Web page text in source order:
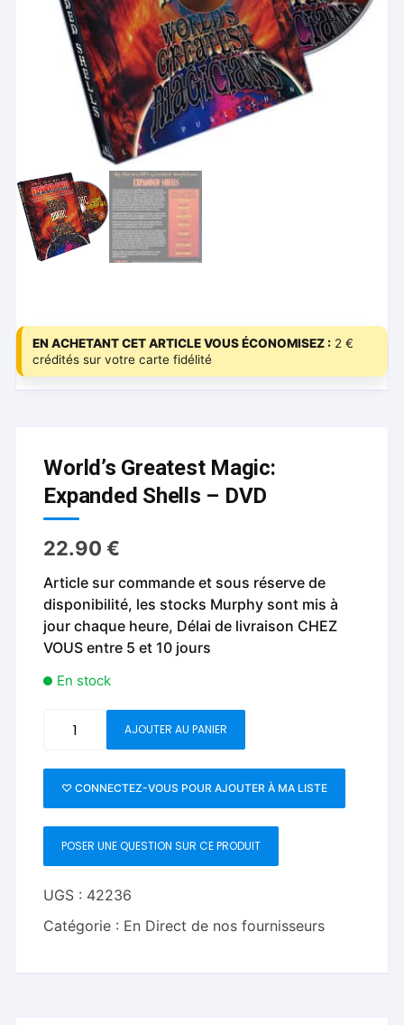
EN ACHETANT CET ARTICLE VOUS ÉCONOMISEZ : 2 €
crédités sur votre carte fidélité
World’s Greatest Magic:
Expanded Shells – DVD
22.90€
Article sur commande et sous réserve de
disponibilité, les stocks Murphy sont mis à
jour chaque heure, Délai de livraison CHEZ
VOUS entre 5 et 10 jours
En stock
Greatest
Magic:
Expanded
Shells
-
DVD
AJOUTER AU PANIER
♡ CONNECTEZ-VOUS POUR AJOUTER À MA LISTE
POSER UNE QUESTION SUR CE PRODUIT
UGS : 42236
Catégorie : En Direct de nos fournisseurs